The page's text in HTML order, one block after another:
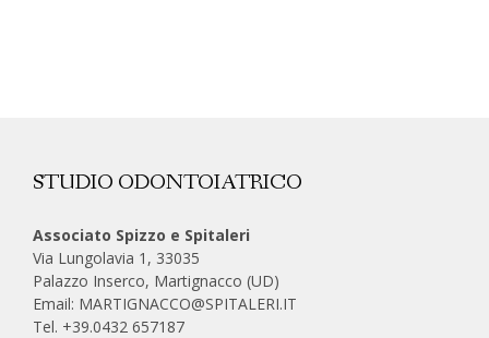
STUDIO ODONTOIATRICO
Associato Spizzo e Spitaleri
Via Lungolavia 1, 33035
Palazzo Inserco, Martignacco (UD)
Email: MARTIGNACCO@SPITALERI.IT
Tel. +39.0432 657187